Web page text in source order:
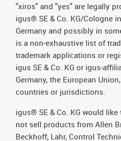
"xiros" and "yes" are legally
igus® SE & Co. KG/Cologne
Germany and possibly in
is a non-exhaustive list of
trademark applications or
igus SE & Co. KG or igus-
Germany, the European
countries or jurisdictions.
igus® SE & Co. KG would
not sell products from Allen
Beckhoff, Lahr, Control